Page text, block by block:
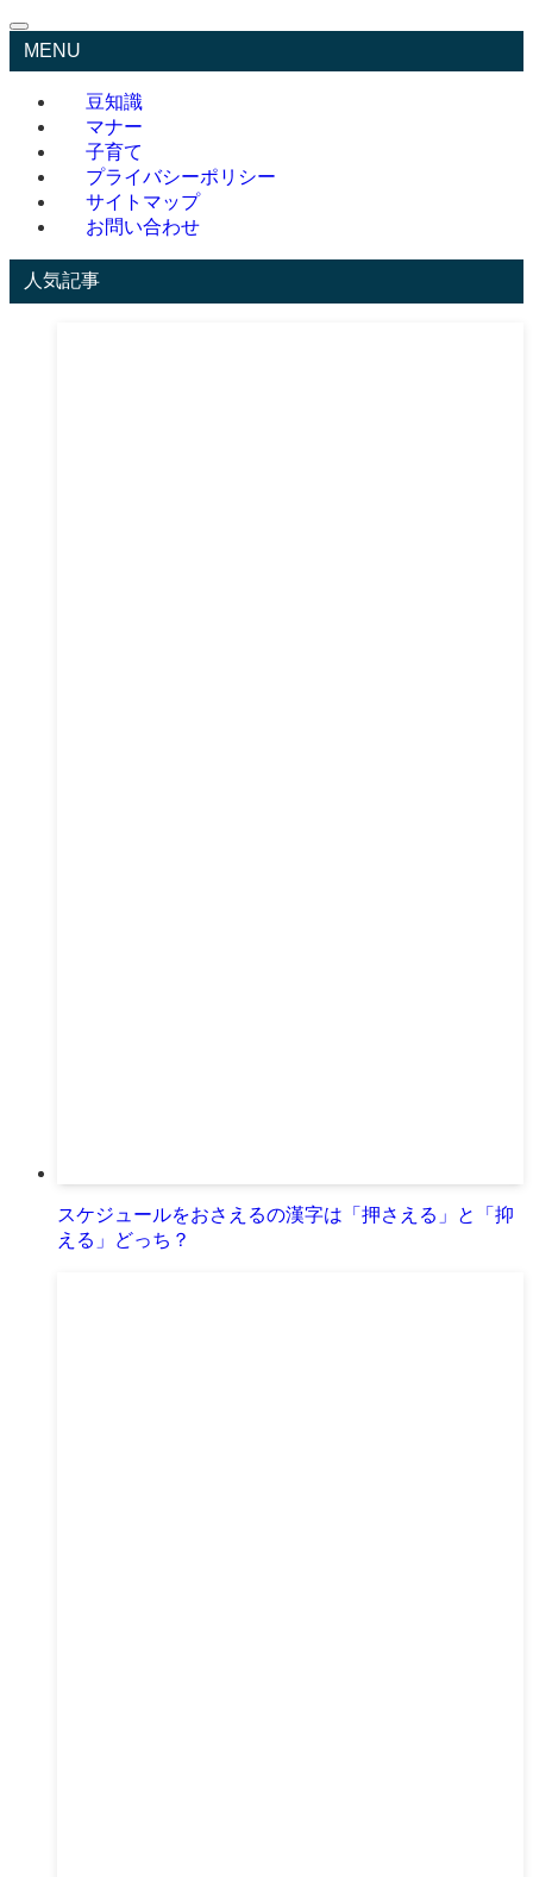
MENU
豆知識
マナー
子育て
プライバシーポリシー
サイトマップ
お問い合わせ
人気記事
スケジュールをおさえるの漢字は「押さえる」と「抑
える」どっち？